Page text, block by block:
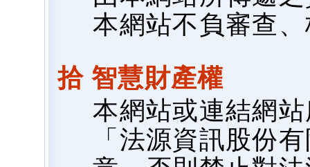
本網站不負審查
拾 智慧財產權
本網站或連結網
「法源資訊股份